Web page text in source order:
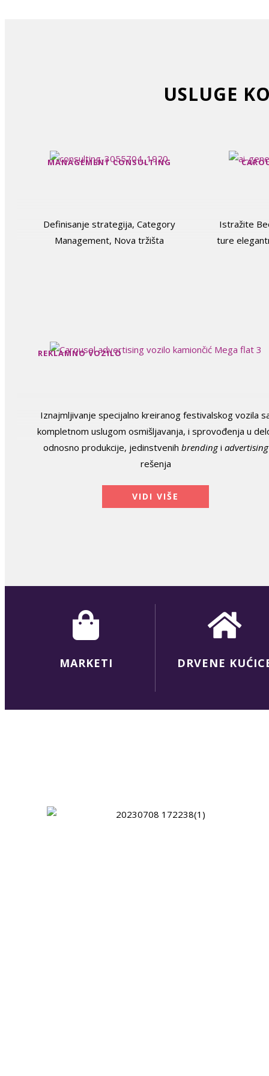
USLUGE
MANAGEMENT CONSULTING
Definisanje strategija, Category
Management, Nova tržišta
Istražite
ture
REKLAMNO VOZILO
Iznajmljivanje specijalno kreiranog festivalskog vozila
kompletnom uslugom osmišljavanja, i sprovođenja u
odnosno produkcije, jedinstvenih brendingi advertising
rešenja
VIDI VIŠE
MARKETI DRVENE